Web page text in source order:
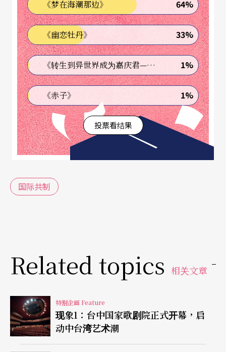
四月，由大陆知名旅欧操偶艺术家杨辉，与台湾演
员洪健藏、陈佳豪在两厅院实验剧场同台演出《边
界》。数度赞誉台湾演员专业与合作「非常协调」
的导演杨辉，提起开启《边界》合作契机：「我大
概二○一五年初与李惠美总监在巴黎相遇，向她谈
到我看了龙应台的《大江大海》，对书中很多主人
翁的命运很感动！同时也在想这样的长篇故事，怎
样用我所知道的艺术方法体现给观众。」
的结合」，在台湾演员身上他看见了这样的特质。
到的操偶观念是如何呵护偶、照顾偶，但是传统出
身的杨辉老师，从来不教这些东西。他对偶戏的思
考非常自由，可以把偶拿起来丢，也让我们这样去
玩，从中寻找『自然』与『疯狂』的局限与无限，
两种极端的表现形式。」
《梦在海潮那边》 64%
《幽恋牡丹》 33%
《转生到异世界成为嘉庆君—发现我的祖先是诈骗集团!?》 1%
《赤子》 1%
投票看结果
国际共制
Related topics 相关文章
特别企画 Feature
现象1：台中国家歌剧院正式开幕，启
动中台湾艺术潮